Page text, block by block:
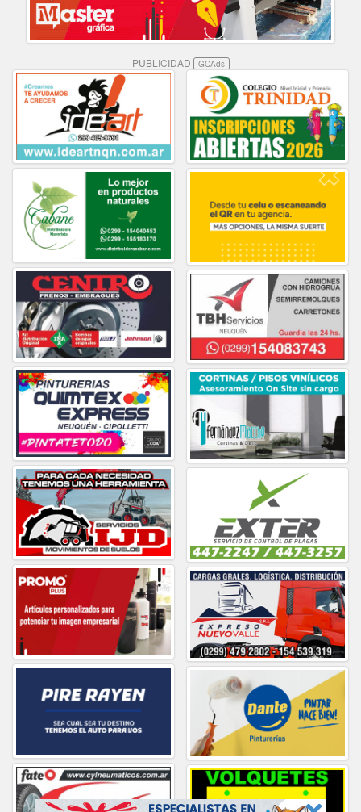
PUBLICIDAD GCAds